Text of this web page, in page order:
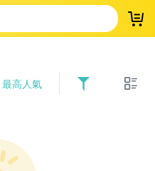
登
最高人氣